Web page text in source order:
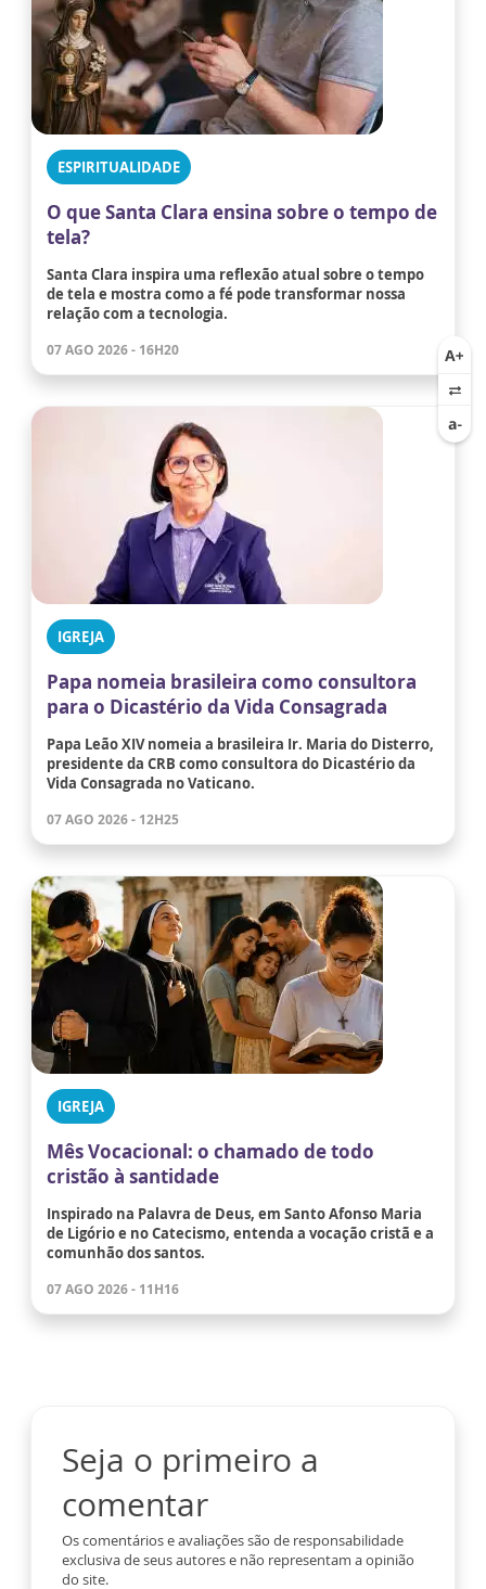
ESPIRITUALIDADE
O que Santa Clara ensina sobre o tempo de
tela?
Santa Clara inspira uma reflexão atual sobre o tempo
de tela e mostra como a fé pode transformar nossa
relação com a tecnologia.
07 AGO 2026 - 16H20
IGREJA
Papa nomeia brasileira como consultora
para o Dicastério da Vida Consagrada
Papa Leão XIV nomeia a brasileira Ir. Maria do Disterro,
presidente da CRB como consultora do Dicastério da
Vida Consagrada no Vaticano.
07 AGO 2026 - 12H25
IGREJA
Mês Vocacional: o chamado de todo
cristão à santidade
Inspirado na Palavra de Deus, em Santo Afonso Maria
de Ligório e no Catecismo, entenda a vocação cristã e a
comunhão dos santos.
07 AGO 2026 - 11H16
Seja o primeiro a
comentar
Os comentários e avaliações são de responsabilidade
exclusiva de seus autores e não representam a opinião
do site.